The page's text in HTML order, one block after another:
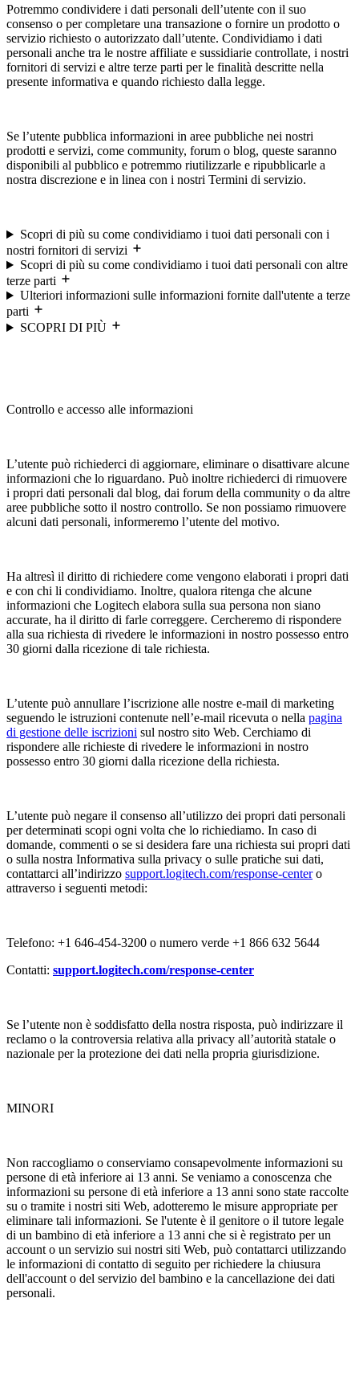
Potremmo condividere i dati personali dell’utente con il suo
consenso o per completare una transazione o fornire un prodotto o
servizio richiesto o autorizzato dall’utente. Condividiamo i dati
personali anche tra le nostre affiliate e sussidiarie controllate, i nostri
fornitori di servizi e altre terze parti per le finalità descritte nella
presente informativa e quando richiesto dalla legge.
Se l’utente pubblica informazioni in aree pubbliche nei nostri
prodotti e servizi, come community, forum o blog, queste saranno
disponibili al pubblico e potremmo riutilizzarle e ripubblicarle a
nostra discrezione e in linea con i nostri Termini di servizio.
Scopri di più su come condividiamo i tuoi dati personali con i
nostri fornitori di servizi
Scopri di più su come condividiamo i tuoi dati personali con altre
terze parti
Ulteriori informazioni sulle informazioni fornite dall'utente a terze
parti
SCOPRI DI PIÙ
Controllo e accesso alle informazioni
L’utente può richiederci di aggiornare, eliminare o disattivare alcune
informazioni che lo riguardano. Può inoltre richiederci di rimuovere
i propri dati personali dal blog, dai forum della community o da altre
aree pubbliche sotto il nostro controllo. Se non possiamo rimuovere
alcuni dati personali, informeremo l’utente del motivo.
Ha altresì il diritto di richiedere come vengono elaborati i propri dati
e con chi li condividiamo. Inoltre, qualora ritenga che alcune
informazioni che Logitech elabora sulla sua persona non siano
accurate, ha il diritto di farle correggere. Cercheremo di rispondere
alla sua richiesta di rivedere le informazioni in nostro possesso entro
30 giorni dalla ricezione di tale richiesta.
L’utente può annullare l’iscrizione alle nostre e-mail di marketing
seguendo le istruzioni contenute nell’e-mail ricevuta o nella pagina
di gestione delle iscrizioni sul nostro sito Web. Cerchiamo di
rispondere alle richieste di rivedere le informazioni in nostro
possesso entro 30 giorni dalla ricezione della richiesta.
L’utente può negare il consenso all’utilizzo dei propri dati personali
per determinati scopi ogni volta che lo richiediamo. In caso di
domande, commenti o se si desidera fare una richiesta sui propri dati
o sulla nostra Informativa sulla privacy o sulle pratiche sui dati,
contattarci all’indirizzo support.logitech.com/response-centero
attraverso i seguenti metodi:
Telefono: +1 646-454-3200 o numero verde +1 866 632 5644
Contatti: support.logitech.com/response-center
Se l’utente non è soddisfatto della nostra risposta, può indirizzare il
reclamo o la controversia relativa alla privacy all’autorità statale o
nazionale per la protezione dei dati nella propria giurisdizione.
MINORI
Non raccogliamo o conserviamo consapevolmente informazioni su
persone di età inferiore ai 13 anni. Se veniamo a conoscenza che
informazioni su persone di età inferiore a 13 anni sono state raccolte
su o tramite i nostri siti Web, adotteremo le misure appropriate per
eliminare tali informazioni. Se l'utente è il genitore o il tutore legale
di un bambino di età inferiore a 13 anni che si è registrato per un
account o un servizio sui nostri siti Web, può contattarci utilizzando
le informazioni di contatto di seguito per richiedere la chiusura
dell'account o del servizio del bambino e la cancellazione dei dati
personali.